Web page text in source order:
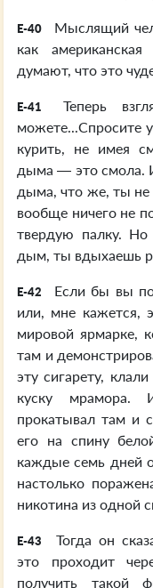
E-40
Мыслящий
как
думают, что это
E-41
Теперь
можете...Спросите
курить, не имея
дыма — это смола.
дыма, что же, ты не
вообще ничего не
твердую палку.
дым, ты вдыхаешь
E-42
Если бы вы
или, мне кажется,
мировой ярмарке,
там и
эту сигарету,
куску мрамора.
прокатывал там и
его на спину
каждые семь дней
настолько
никотина из одной
E-43
Тогда он
это проходит
получить такой